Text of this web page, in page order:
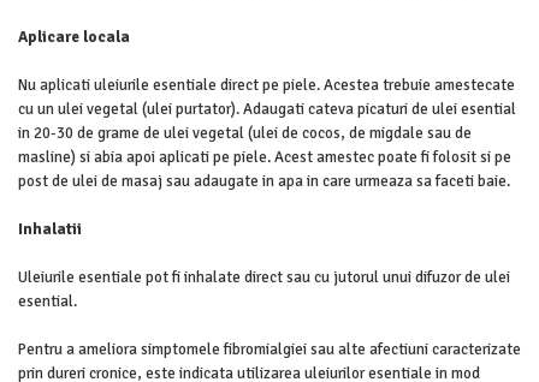
Aplicare locala
Nu aplicati uleiurile esentiale direct pe piele. Acestea trebuie amestecate
cu un ulei vegetal (ulei purtator). Adaugati cateva picaturi de ulei esential
in 20-30 de grame de ulei vegetal (ulei de cocos, de migdale sau de
masline) si abia apoi aplicati pe piele. Acest amestec poate fi folosit si pe
post de ulei de masaj sau adaugate in apa in care urmeaza sa faceti baie.
Inhalatii
Uleiurile esentiale pot fi inhalate direct sau cu jutorul unui difuzor de ulei
esential.
Pentru a ameliora simptomele fibromialgiei sau alte afectiuni caracterizate
prin dureri cronice, este indicata utilizarea uleiurilor esentiale in mod